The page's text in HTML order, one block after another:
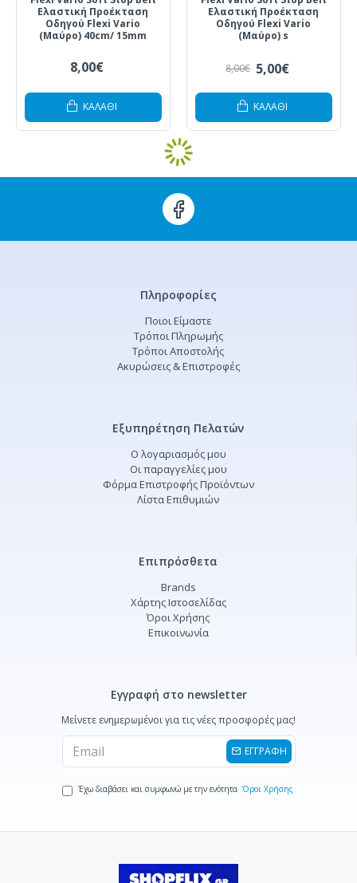
Ελαστική Προέκταση
Οδηγού Flexi Vario
(Μαύρο) 40cm/ 15mm
8,00€
ΚΑΛΆΘΙ
Ελαστική Προέκταση
Οδηγού Flexi Vario
(Μαύρο) s
5,00€
8,00€
ΚΑΛΆΘΙ
Πληροφορίες
Ποιοι Είμαστε
Τρόποι Πληρωμής
Τρόποι Αποστολής
Ακυρώσεις & Επιστροφές
Εξυπηρέτηση Πελατών
Ο λογαριασμός μου
Οι παραγγελίες μου
Φόρμα Επιστροφής Προϊόντων
Λίστα Επιθυμιών
Επιπρόσθετα
Brands
Χάρτης Ιστοσελίδας
Όροι Χρήσης
Επικοινωνία
Εγγραφή στο newsletter
Μείνετε ενημερωμένοι για τις νέες προσφορές μας!
ΕΓΓΡΑΦΗ
Έχω διαβάσει και συμφωνώ με την ενότητα Όροι Χρήσης